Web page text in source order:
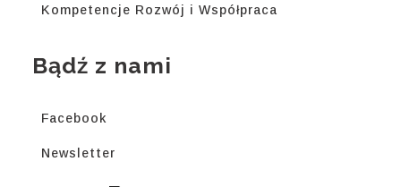
Kompetencje Rozwój i Współpraca
Bądź z nami
Facebook
Newsletter